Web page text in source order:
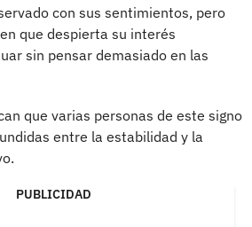
con sus sentimientos, pero
que despierta su interés
sin pensar demasiado en las
que varias personas de este signo
entre la estabilidad y la
PUBLICIDAD